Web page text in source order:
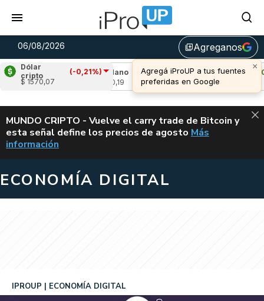
06/08/2026 library_addAgreganos
×
Agregá iProUP a tus fuentes
preferidas en Google
Dólar
cripto
(-0,21%)
$ 1570,07
Cardano
(-0,98%)
Avalanche
u$s 6,67
ALERTA
MUNDO CRIPTO - Vuelve el carry trade de Bitcoin y
esta señal define los precios de agosto VUELVE EL
Más
información
ECONOMÍA DIGITAL
IPROUP ECONOMÍA DIGITAL